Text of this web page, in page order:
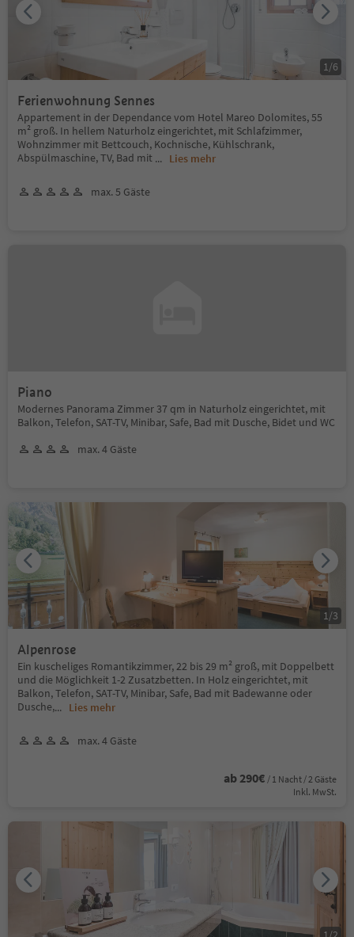
Ferienwohnung Sennes
Appartement in der Dependance vom Hotel Mareo Dolomites, 55
m² groß. In hellem Naturholz eingerichtet, mit Schlafzimmer,
Wohnzimmer mit Bettcouch, Kochnische, Kühlschrank,
Abspülmaschine, TV, Bad mit ... Lies mehr
max. 5 Gäste
1 /6
Piano
Modernes Panorama Zimmer 37 qm in Naturholz eingerichtet, mit
Balkon, Telefon, SAT-TV, Minibar, Safe, Bad mit Dusche, Bidet und WC
max. 4 Gäste
Alpenrose
Ein kuscheliges Romantikzimmer, 22 bis 29 m² groß, mit Doppelbett
und die Möglichkeit 1-2 Zusatzbetten. In Holz eingerichtet, mit
Balkon, Telefon, SAT-TV, Minibar, Safe, Bad mit Badewanne oder
Dusche,... Lies mehr
max. 4 Gäste
ab 290€ / 1 Nacht / 2 Gäste
Inkl. MwSt.
1 /3